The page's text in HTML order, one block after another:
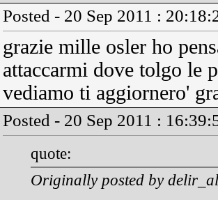
Posted - 20 Sep 2011 :
grazie mille osler ho
attaccarmi dove tolgo le
vediamo ti aggiornero'
Posted - 20 Sep 2011 :
quote:
Originally posted by